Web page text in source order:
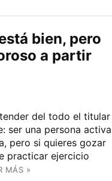
bien, pero
a partir
del todo el titular
ser una persona activa
pero si quieres gozar
practicar ejercicio
MÁS »